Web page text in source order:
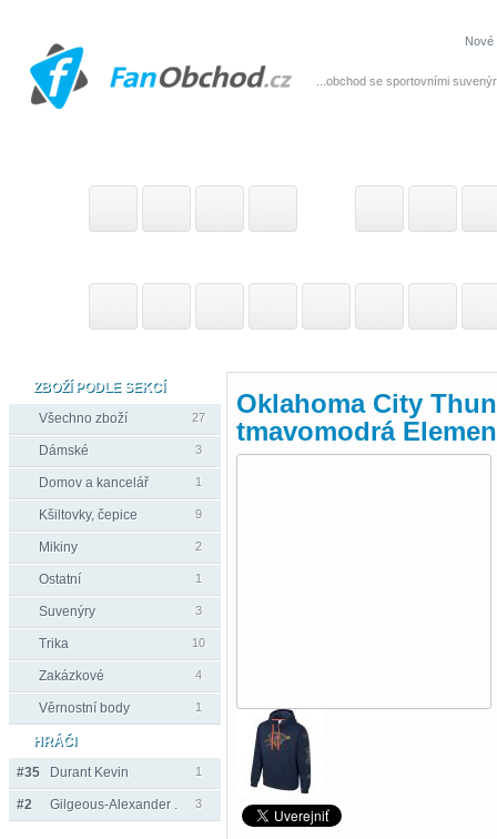
...obchod se sportovními
Nové
ZBOŽÍ PODLE SEKCÍ
Všechno zboží
27
Dámské 3
Domov a kancelář 1
Kšiltovky, čepice 9
Mikiny 2
Ostatní 1
Suvenýry 3
Trika 10
Zakázkové 4
Věrnostní body 1
HRÁČI
#35
Durant Kevin 1
#2 Gilgeous-Alexander . 3
Oklahoma City
tmavomodrá